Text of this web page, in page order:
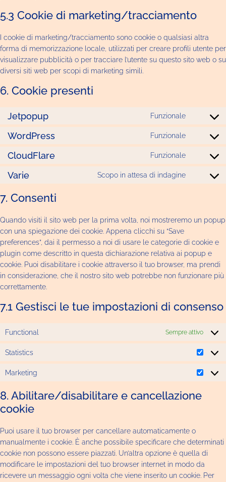
5.3 Cookie di marketing/tracciamento
I cookie di marketing/tracciamento sono cookie o qualsiasi altra
forma di memorizzazione locale, utilizzati per creare profili utente per
visualizzare pubblicità o per tracciare l’utente su questo sito web o su
diversi siti web per scopi di marketing simili.
6. Cookie presenti
Jetpopup Funzionale
WordPress Funzionale
CloudFlare Funzionale
Varie Scopo in attesa di indagine
7. Consenti
Quando visiti il sito web per la prima volta, noi mostreremo un popup
con una spiegazione dei cookie. Appena clicchi su “Save
preferences”, dai il permesso a noi di usare le categorie di cookie e
plugin come descritto in questa dichiarazione relativa ai popup e
cookie. Puoi disabilitare i cookie attraverso il tuo browser, ma prendi
in considerazione, che il nostro sito web potrebbe non funzionare più
correttamente.
7.1 Gestisci le tue impostazioni di consenso
Functional Sempre attivo
Statistics
Marketing
8. Abilitare/disabilitare e cancellazione
cookie
Puoi usare il tuo browser per cancellare automaticamente o
manualmente i cookie. È anche possibile specificare che determinati
cookie non possono essere piazzati. Un’altra opzione è quella di
modificare le impostazioni del tuo browser internet in modo da
ricevere un messaggio ogni volta che viene inserito un cookie. Per